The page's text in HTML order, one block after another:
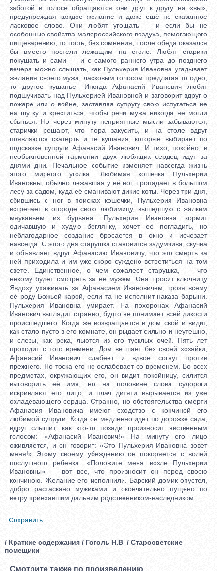
заботой в голосе обращаются они друг к другу на «вы»,
предупреждая каждое желание и даже ещё не сказанное
ласковое слово. Они любят угощать — и если бы не
особенные свойства малороссийского воздуха, помогающего
пищеварению, то гость, без сомнения, после обеда оказался
бы вместо постели лежащим на столе. Любят старики
покушать и сами — и с самого раннего утра до позднего
вечера можно слышать, как Пульхерия Ивановна угадывает
желания своего мужа, ласковым голосом предлагая то одно,
то другое кушанье. Иногда Афанасий Иванович любит
подшучивать над Пульхерией Ивановной и заговорит вдруг о
пожаре или о войне, заставляя супругу свою испугаться не
на шутку и креститься, чтобы речи мужа никогда не могли
сбыться. Но через минуту неприятные мысли забываются,
старички решают, что пора закусить, и на столе вдруг
появляются скатерть и те кушания, которые выбирает по
подсказке супруги Афанасий Иванович. И тихо, покойно, в
необыкновенной гармонии двух любящих сердец идут за
днями дни. Печальное событие изменяет навсегда жизнь
этого мирного уголка. Любимая кошечка Пульхерии
Ивановны, обычно лежавшая у её ног, пропадает в большом
лесу за садом, куда её сманивают дикие коты. Через три дня,
сбившись с ног в поисках кошечки, Пульхерия Ивановна
встречает в огороде свою любимицу, вышедшую с жалким
мяуканьем из бурьяна. Пульхерия Ивановна кормит
одичавшую и худую беглянку, хочет её погладить, но
неблагодарное создание бросается в окно и исчезает
навсегда. С этого дня старушка становится задумчива, скучна
и объявляет вдруг Афанасию Ивановичу, что это смерть за
ней приходила и им уже скоро суждено встретиться на том
свете. Единственное, о чем сожалеет старушка, — что
некому будет смотреть за её мужем. Она просит ключницу
Явдоху ухаживать за Афанасием Ивановичем, грозя всему
её роду Божьей карой, если та не исполнит наказа барыни.
Пульхерия Ивановна умирает. На похоронах Афанасий
Иванович выглядит странно, будто не понимает всей дикости
происшедшего. Когда же возвращается в дом свой и видит,
как стало пусто в его комнате, он рыдает сильно и неутешно,
и слезы, как река, льются из его тусклых очей. Пять лет
проходит с того времени. Дом ветшает без своей хозяйки,
Афанасий Иванович слабеет и вдвое согнут против
прежнего. Но тоска его не ослабевает со временем. Во всех
предметах, окружающих его, он видит покойницу, силится
выговорить её имя, но на половине слова судороги
искривляют его лицо, и плач дитяти вырывается из уже
охладевающего сердца. Странно, но обстоятельства смерти
Афанасия Ивановича имеют сходство с кончиной его
любимой супруги. Когда он медленно идет по дорожке сада,
вдруг слышит, как кто-то позади произносит явственным
голосом: «Афанасий Иванович!» На минуту его лицо
оживляется, и он говорит: «Это Пульхерия Ивановна зовет
меня!» Этому своему убеждению он покоряется с волей
послушного ребенка. «Положите меня возле Пульхерии
Ивановны» — вот все, что произносит он перед своею
кончиною. Желание его исполнили. Барский домик опустел,
добро растаскано мужиками и окончательно пущено по
ветру приехавшим дальним родственником-наследником.
Сохранить
/ Краткие содержания / Гоголь Н.В. / Старосветские
помещики
Смотрите также по произведению